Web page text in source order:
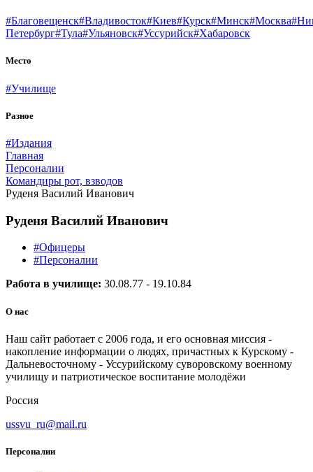
#Благовещенск#Владивосток#Киев#Курск#Минск#Москва
Петербург#Тула#Ульяновск#Уссурийск#Хабаровск
Место
#Училище
Разное
#Издания
Главная
Персоналии
Командиры рот, взводов
Руденя Василий Иванович
Руденя Василий Иванович
#Офицеры
#Персоналии
Работа в училище: 30.08.77 - 19.10.84
О нас
Наш сайт работает с 2006 года, и его основная миссия -
накопление информации о людях, причастных к Курскому -
Дальневосточному - Уссурийскому суворовскому военному
училищу и патриотическое воспитание молодёжи
Россия
ussvu_ru@mail.ru
Персоналии